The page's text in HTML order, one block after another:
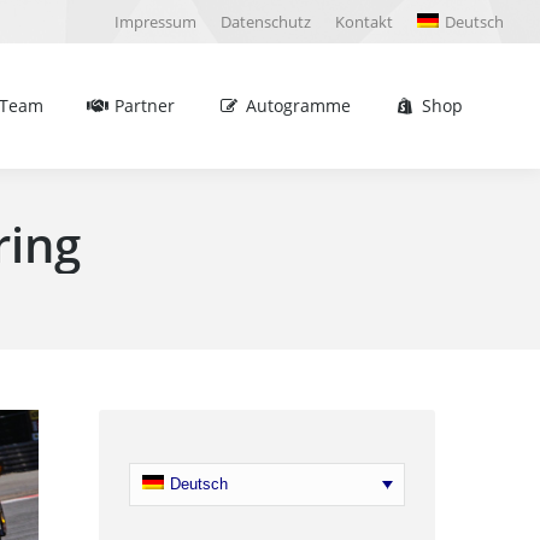
Impressum Datenschutz Kontakt Deutsch
Team Partner Autogramme Shop
Deutsch
Partner Autogramme Shop